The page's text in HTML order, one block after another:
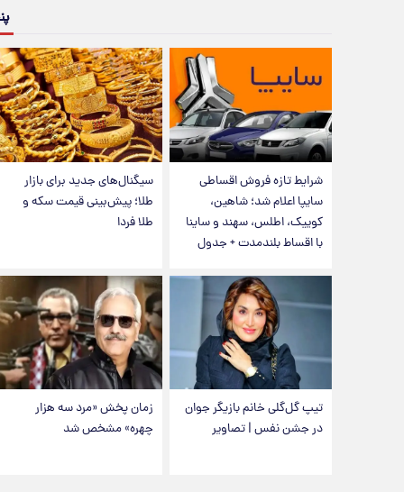
شرایط تازه فروش اقساطی
سایپا اعلام شد؛ شاهین،
کوییک، اطلس، سهند و ساینا
با اقساط بلندمدت + جدول
سیگنال‌های جدید برای بازار
طلا؛ پیش‌بینی قیمت سکه و
طلا فردا
تیپ گل‌گلی خانم بازیگر جوان
در جشن نفس | تصاویر
زمان پخش «مرد سه هزار
چهره» مشخص شد